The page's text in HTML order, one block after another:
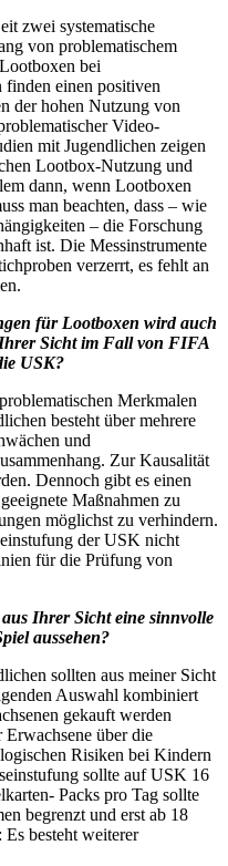
zwei systematische
von problematischem
bei
finden einen positiven
der hohen Nutzung von
Video-
mit Jugendlichen zeigen
Lootbox-Nutzung und
dann, wenn Lootboxen
man beachten, dass – wie
– die Forschung
ist. Die Messinstrumente
verzerrt, es fehlt an
für Lootboxen wird auch
Ihrer Sicht im Fall von FIFA
USK?
Merkmalen
besteht über mehrere
und
Zur Kausalität
Dennoch gibt es einen
Maßnahmen zu
möglichst zu verhindern.
der USK nicht
für die Prüfung von
Ihrer Sicht eine sinnvolle
aussehen?
sollten aus meiner Sicht
Auswahl kombiniert
gekauft werden
über die
Risiken bei Kindern
sollte auf USK 16
Packs pro Tag sollte
begrenzt und erst ab 18
besteht weiterer